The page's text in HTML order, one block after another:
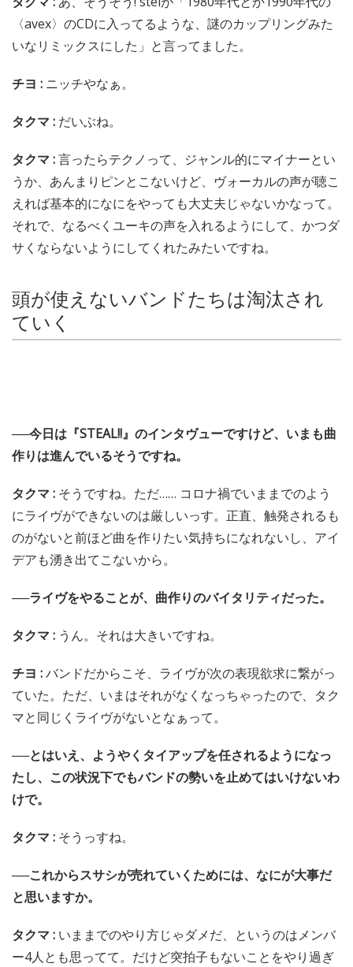
〈avex〉のCDに入ってるような、謎のカップリングみた
いなリミックスにした」と言ってました。
チヨ : ニッチやなぁ。
タクマ : だいぶね。
タクマ :言ったらテクノって、ジャンル的にマイナーとい
うか、あんまりピンとこないけど、ヴォーカルの声が聴こ
えれば基本的になにをやっても大丈夫じゃないかなって。
それで、なるべくユーキの声を入れるようにして、かつダ
サくならないようにしてくれたみたいですね。
頭が使えないバンドたちは淘汰され
ていく
──今日は『STEAL!!』のインタヴューですけど、いまも曲
作りは進んでいるそうですね。
タクマ : そうですね。ただ…… コロナ禍でいままでのよう
にライヴができないのは厳しいっす。正直、触発されるも
のがないと前ほど曲を作りたい気持ちになれないし、アイ
デアも湧き出てこないから。
──ライヴをやることが、曲作りのバイタリティだった。
タクマ : うん。それは大きいですね。
チヨ :バンドだからこそ、ライヴが次の表現欲求に繋がっ
ていた。ただ、いまはそれがなくなっちゃったので、タク
マと同じくライヴがないとなぁって。
──とはいえ、ようやくタイアップを任されるようになっ
たし、この状況下でもバンドの勢いを止めてはいけないわ
けで。
タクマ : そうっすね。
──これからスサシが売れていくためには、なにが大事だ
と思いますか。
タクマ : いままでのやり方じゃダメだ、というのはメンバ
ー4人とも思ってて。だけど突拍子もないことをやり過ぎ